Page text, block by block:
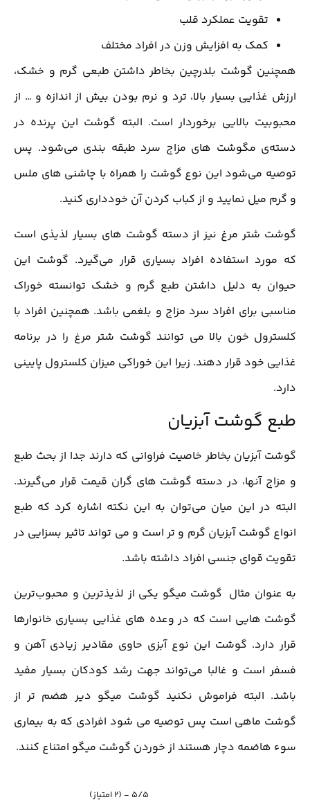
تقویت عملکرد قلب
کمک به افزایش وزن در افراد مختلف
همچنین گوشت بلدرچین بخاطر داشتن طبعی گرم و خشک،
ارزش غذایی بسیار بالا، ترد و نرم بودن بیش از اندازه و … از
محبوبیت بالایی برخوردار است. البته گوشت این پرنده در
دسته‌ی مگوشت های مزاج سرد طبقه بندی می‌شود. پس
توصیه می‌شود این نوع گوشت را همراه با چاشنی های ملس
و گرم میل نمایید و از کباب کردن آن خودداری کنید.
گوشت شتر مرغ نیز از دسته گوشت های بسیار لذیذی است
که مورد استفاده افراد بسیاری قرار می‌گیرد. گوشت این
حیوان به دلیل داشتن طبع گرم و خشک توانسته خوراک
مناسبی برای افراد سرد مزاج و بلغمی باشد. همچنین افراد با
کلسترول خون بالا می توانند گوشت شتر مرغ را در برنامه
غذایی خود قرار دهند. زیرا این خوراکی میزان کلسترول پایینی
دارد.
طبع گوشت آبزیان
گوشت آبزیان بخاطر خاصیت فراوانی که دارند جدا از بحث طبع
و مزاج آنها، در دسته گوشت های گران قیمت قرار می‌گیرند.
البته در این میان می‌توان به این نکته اشاره کرد که طبع
انواع گوشت آبزیان گرم و تر است و می تواند تاثیر بسزایی در
تقویت قوای جنسی افراد داشته باشد.
به عنوان مثال گوشت میگو یکی از لذیذترین و محبوب‌ترین
گوشت هایی است که در وعده های غذایی بسیاری خانوارها
قرار دارد. گوشت این نوع آبزی حاوی مقادیر زیادی آهن و
فسفر است و غالبا می‌تواند جهت رشد کودکان بسیار مفید
باشد. البته فراموش نکنید گوشت میگو دیر هضم تر از
گوشت ماهی است پس توصیه می شود افرادی که به بیماری
سوء هاضمه دچار هستند از خوردن گوشت میگو امتناع کنند.
5/5 - (2 امتیاز)